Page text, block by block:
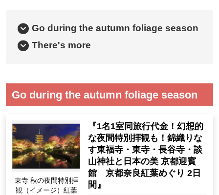
Go during the autumn foliage season
There's more
Go during the autumn foliage season
東寺 秋の夜間特別拝
観（イメージ）紅葉
『1名1室同旅行代金！幻想的
な夜間特別拝観も！錦織りな
す東福寺・東寺・長谷寺・談
山神社と日本の美 京都迎賓
館 京都奈良紅葉めぐり 2日
間』